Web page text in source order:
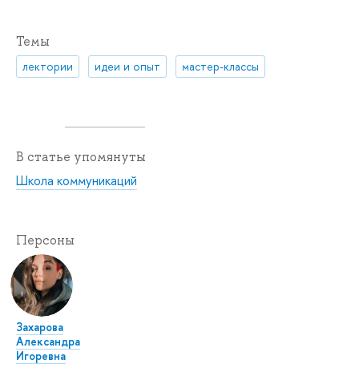
Темы
лектории идеи и опыт мастер-классы
В статье упомянуты
Школа коммуникаций
Персоны
Захарова
Александра
Игоревна